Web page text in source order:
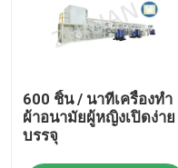
600 ชิ้น / นาทีเครื่องทำ
ผ้าอนามัยผู้หญิงเปิดง่าย
บรรจุ